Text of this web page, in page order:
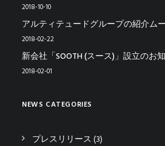
2018-10-10
アルティテュードグループの紹介ム
2018-02-22
新会社「SOOTH (スース)」設立のお
2018-02-01
NEWS CATEGORIES
プレスリリース (3)